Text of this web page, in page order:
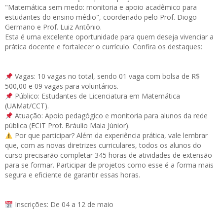
"Matemática sem medo: monitoria e apoio acadêmico para
estudantes do ensino médio", coordenado pelo Prof. Diogo
Germano e Prof. Luiz Antônio.
Esta é uma excelente oportunidade para quem deseja vivenciar a
prática docente e fortalecer o currículo. Confira os destaques:
Vagas: 10 vagas no total, sendo 01 vaga com bolsa de R$
500,00 e 09 vagas para voluntários.
Público: Estudantes de Licenciatura em Matemática
(UAMat/CCT).
Atuação: Apoio pedagógico e monitoria para alunos da rede
pública (ECIT Prof. Bráulio Maia Júnior).
Por que participar? Além da experiência prática, vale lembrar
que, com as novas diretrizes curriculares, todos os alunos do
curso precisarão completar 345 horas de atividades de extensão
para se formar. Participar de projetos como esse é a forma mais
segura e eficiente de garantir essas horas.
Inscrições: De 04 a 12 de maio